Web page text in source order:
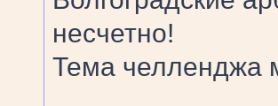
несчетно!
Тема челленджа